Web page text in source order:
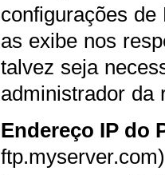
configurações
as exibe nos
talvez seja
administrador da
Endereço IP do